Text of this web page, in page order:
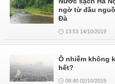
ngờ từ đầu
Đà
13:53 14/10/2019
Ô nhiễm không
hết?
09:40 02/10/2019